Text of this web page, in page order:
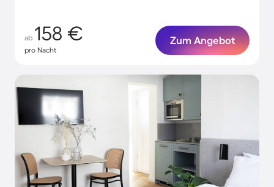
ab 158 €
pro Nacht
Zum Angebot